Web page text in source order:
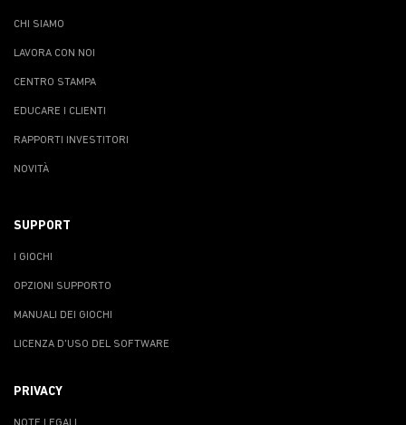
CHI SIAMO
LAVORA CON NOI
CENTRO STAMPA
EDUCARE I CLIENTI
RAPPORTI INVESTITORI
NOVITÀ
SUPPORT
I GIOCHI
OPZIONI SUPPORTO
MANUALI DEI GIOCHI
LICENZA D'USO DEL SOFTWARE
PRIVACY